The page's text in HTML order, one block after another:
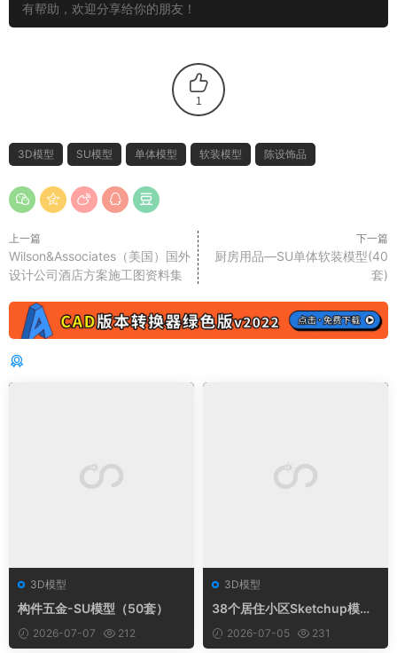
有帮助，欢迎分享给你的朋友！
1
3D模型 SU模型 单体模型 软装模型 陈设饰品
上一篇
Wilson&Associates（美国）国外
设计公司酒店方案施工图资料集
下一篇
厨房用品—SU单体软装模型(40
套)
3D模型
构件五金-SU模型（50套）
2026-07-07 212
3D模型
38个居住小区Sketchup模型
合集，住宅规划建模SU素材
2026-07-05 231